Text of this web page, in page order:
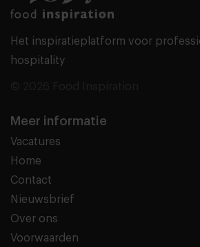
Het inspiratieplatform voor
hospitality
Meer informatie
Vacatures
Home
Contact
Nieuwsbrief
Over ons
Voorwaarden